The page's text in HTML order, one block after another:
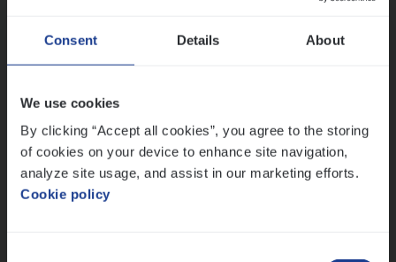
Consent Details About
We use cookies
By clicking “Accept all cookies”, you agree to the storing
of cookies on your device to enhance site navigation,
analyze site usage, and assist in our marketing efforts.
Cookie policy
Ons sollicitatieproces